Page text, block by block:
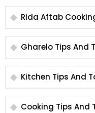
Rida Aftab
Gharelo Tips And
Kitchen Tips And
Cooking Tips And